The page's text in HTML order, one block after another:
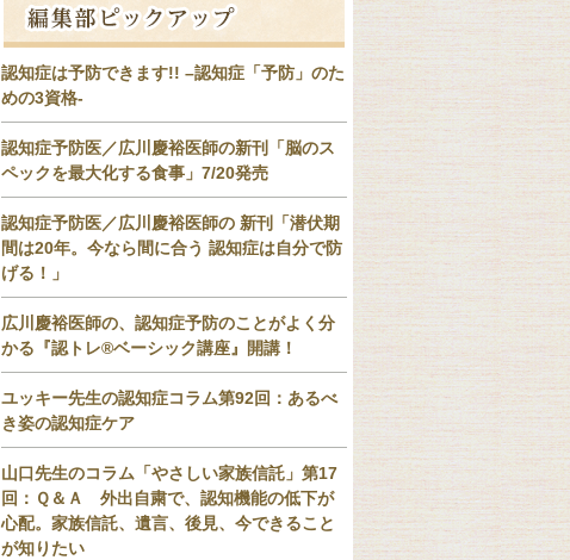
認知症は予防できます!! –認知症「予防」のた
めの3資格-
認知症予防医／広川慶裕医師の新刊「脳のス
ペックを最大化する食事」7/20発売
認知症予防医／広川慶裕医師の 新刊「潜伏期
間は20年。今なら間に合う 認知症は自分で防
げる！」
広川慶裕医師の、認知症予防のことがよく分
かる『認トレ®️ベーシック講座』開講！
ユッキー先生の認知症コラム第92回：あるべ
き姿の認知症ケア
山口先生のコラム「やさしい家族信託」第17
回：Ｑ＆Ａ 外出自粛で、認知機能の低下が
心配。家族信託、遺言、後見、今できること
が知りたい